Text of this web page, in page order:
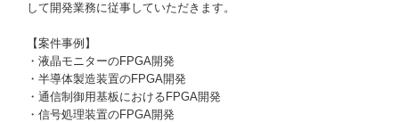
して開発業務に従事していただきます。
【案件事例】
・液晶モニターのFPGA開発
・半導体製造装置のFPGA開発
・通信制御用基板におけるFPGA開発
・信号処理装置のFPGA開発